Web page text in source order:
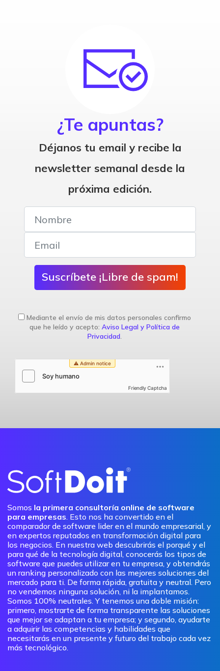
¿Te apuntas?
Déjanos tu email y recibe la
newsletter semanal desde la
próxima edición.
Suscríbete ¡Libre de spam!
Mediante el envío de mis datos personales confirmo
que he leído y acepto: Aviso Legal y Política de
Privacidad.
Friendly Captcha
Somos la primera consultoría online de software
para empresas. Esto nos ha convertido en el
comparador de software lider en el mundo empresarial, y
en expertos reputados en transformación digital para
los negocios. En nuestra web descubrirás el porqué y el
para qué de la tecnología digital, conocerás los tipos de
software que puedes utilizar en tu empresa, y obtendrás
un ranking personalizado con las mejores soluciones del
mercado para ti. De forma rápida, gratuita y neutral. Pero
no vendemos ninguna solución, ni la implantamos.
Somos 100% neutrales. Y tenemos una doble misión:
primero, mostrarte de forma transparente las soluciones
que mejor se adaptan a tu empresa; y segundo, ayudarte
a adquirir las competencias y habilidades que
necesitarás en un presente y futuro del trabajo cada vez
más tecnológico.